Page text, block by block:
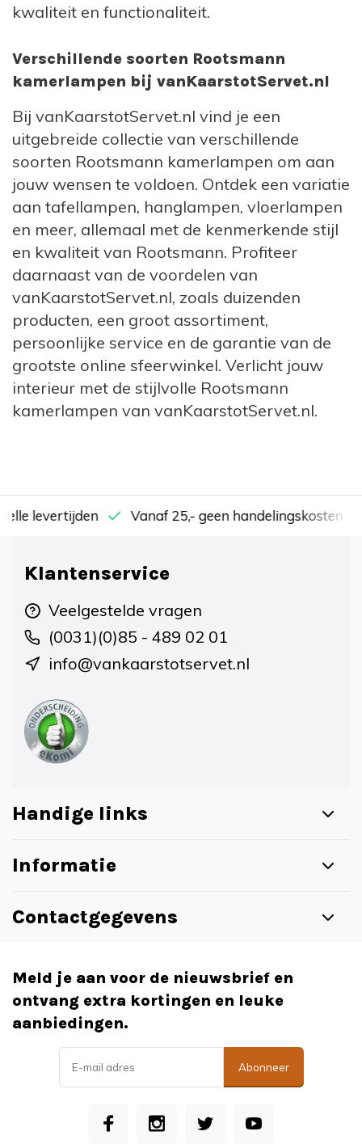
kwaliteit en functionaliteit.
Verschillende soorten Rootsmann
kamerlampen bij vanKaarstotServet.nl
Bij vanKaarstotServet.nl vind je een
uitgebreide collectie van verschillende
soorten Rootsmann kamerlampen om aan
jouw wensen te voldoen. Ontdek een variatie
aan tafellampen, hanglampen, vloerlampen
en meer, allemaal met de kenmerkende stijl
en kwaliteit van Rootsmann. Profiteer
daarnaast van de voordelen van
vanKaarstotServet.nl, zoals duizenden
producten, een groot assortiment,
persoonlijke service en de garantie van de
grootste online sfeerwinkel. Verlicht jouw
interieur met de stijlvolle Rootsmann
kamerlampen van vanKaarstotServet.nl.
levertijden Vanaf 25,- geen handelingskosten
Klantenservice
Veelgestelde vragen
(0031)(0)85 - 489 02 01
info@vankaarstotservet.nl
Handige links
Informatie
Contactgegevens
Meld je aan voor de nieuwsbrief en
ontvang extra kortingen en leuke
aanbiedingen.
Abonneer